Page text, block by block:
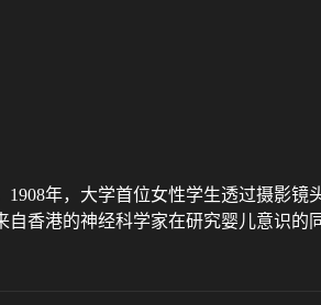
年，大学首位女性学生透过摄影镜
香港的神经科学家在研究婴儿意识的